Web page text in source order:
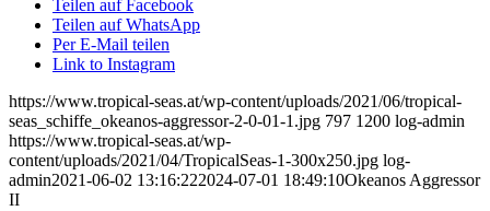
Teilen auf Facebook
Teilen auf WhatsApp
Per E-Mail teilen
Link to Instagram
https://www.tropical-seas.at/wp-content/uploads/2021/06/tropical-
seas_schiffe_okeanos-aggressor-2-0-01-1.jpg 797 1200 log-admin
https://www.tropical-seas.at/wp-
content/uploads/2021/04/TropicalSeas-1-300x250.jpg log-
admin2021-06-02 13:16:222024-07-01 18:49:10Okeanos Aggressor
II